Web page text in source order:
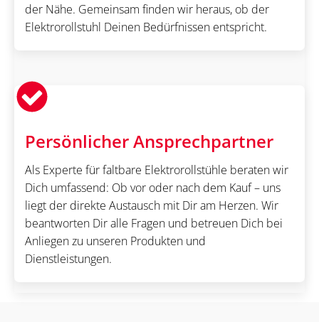
der Nähe. Gemeinsam finden wir heraus, ob der
Elektrorollstuhl Deinen Bedürfnissen entspricht.
Persönlicher Ansprechpartner
Als Experte für faltbare Elektrorollstühle beraten wir
Dich umfassend: Ob vor oder nach dem Kauf – uns
liegt der direkte Austausch mit Dir am Herzen. Wir
beantworten Dir alle Fragen und betreuen Dich bei
Anliegen zu unseren Produkten und
Dienstleistungen.